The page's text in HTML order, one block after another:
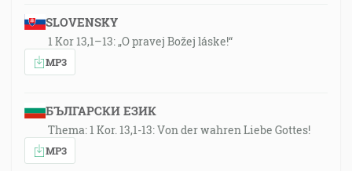
SLOVENSKY
1 Kor 13,1–13: „O pravej Božej láske!“
MP3
БЪЛГАРСКИ ЕЗИК
Thema: 1 Kor. 13,1-13: Von der wahren Liebe Gottes!
MP3